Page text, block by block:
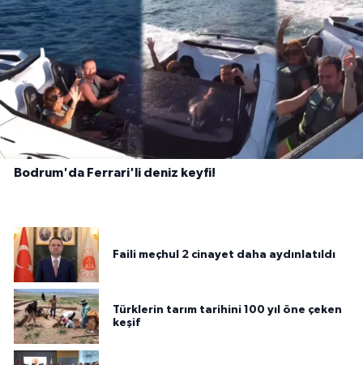
Bodrum'da Ferrari'li deniz keyfi!
Faili meçhul 2 cinayet daha aydınlatıldı
Türklerin tarım tarihini 100 yıl öne çeken
keşif